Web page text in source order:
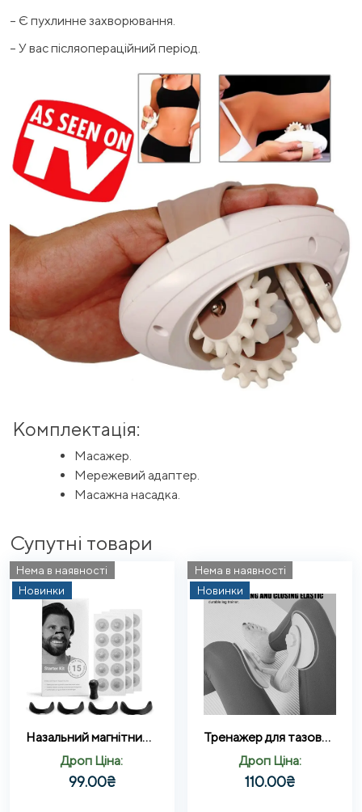
– Є пухлинне захворювання.
– У вас післяопераційний період.
Комплектація:
Масажер.
Мережевий адаптер.
Масажна насадка.
Супутні товари
Нема в наявності
Новинки
Назальний магнітний розширювач дихання Premier Nasal Dilator
Дроп Ціна:
99.00₴
Нема в наявності
Новинки
Тренажер для тазового дна, стегон, тазового дна для м’язів підлоги всередині стегна для сідниць
Дроп Ціна:
110.00₴